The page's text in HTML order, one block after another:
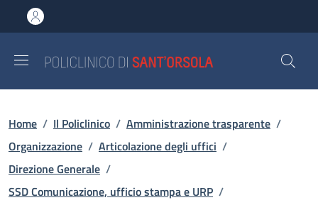
al contenuto principale
to footer content
Briciole di pane
Home / Il Policlinico / Amministrazione trasparente /
Organizzazione / Articolazione degli uffici /
Direzione Generale /
SSD Comunicazione, ufficio stampa e URP /